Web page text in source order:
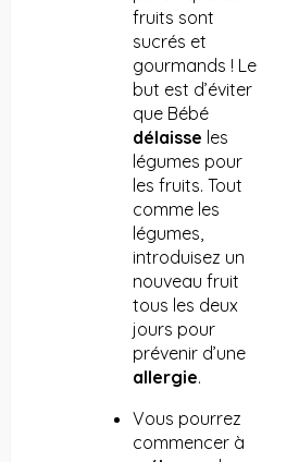
fruits sont
sucrés et
gourmands ! Le
but est d’éviter
que Bébé
délaisse les
légumes pour
les fruits. Tout
comme les
légumes,
introduisez un
nouveau fruit
tous les deux
jours pour
prévenir d’une
allergie.
Vous pourrez
commencer à